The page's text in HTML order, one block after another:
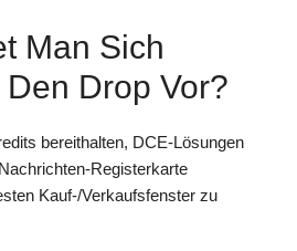
Man Sich
Den Drop Vor?
bereithalten, DCE-Lösungen
Registerkarte
Kauf-/Verkaufsfenster zu